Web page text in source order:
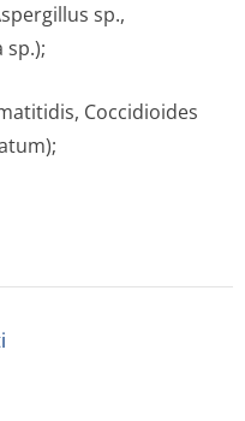
sp.,
sp.);
Coccidioides